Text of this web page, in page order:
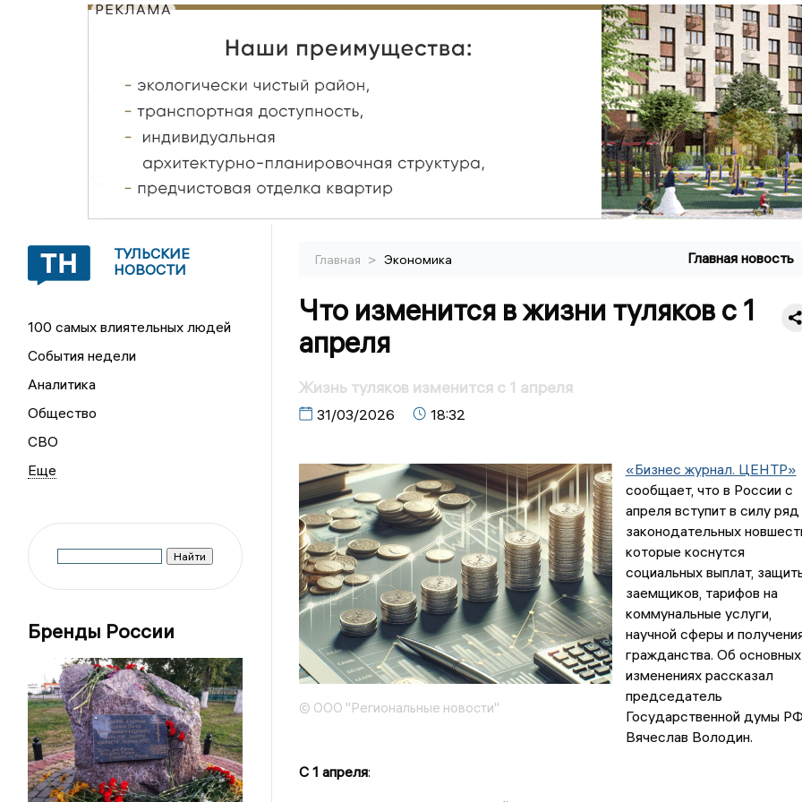
РЕКЛАМА
ТУЛЬСКИЕ
НОВОСТИ
100 самых влиятельных людей
События недели
Аналитика
Общество
СВО
Бренды России
Главная > Экономика Главная новость
Что изменится в жизни туляков с 1
апреля
Жизнь туляков изменится с 1 апреля
31/03/2026 18:32
© ООО "Региональные новости"
«Бизнес журнал. ЦЕНТР»
сообщает, что в России с
апреля вступит в силу ряд
законодательных
которые коснутся
социальных выплат,
заемщиков, тарифов на
коммунальные услуги,
научной сферы и
гражданства. Об основных
изменениях рассказал
председатель
Государственной думы РФ
Вячеслав Володин.
С 1 апреля: